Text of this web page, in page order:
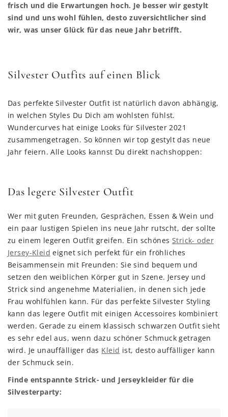
frisch und die Erwartungen hoch. Je besser wir gestylt
sind und uns wohl fühlen, desto zuversichtlicher sind
wir, was unser Glück für das neue Jahr betrifft.
Silvester Outfits auf einen Blick
Das perfekte Silvester Outfit ist natürlich davon abhängig,
in welchen Styles Du Dich am wohlsten fühlst.
Wundercurves hat einige Looks für Silvester 2021
zusammengetragen. So können wir top gestylt das neue
Jahr feiern. Alle Looks kannst Du direkt nachshoppen:
Das legere Silvester Outfit
Wer mit guten Freunden, Gesprächen, Essen & Wein und
ein paar lustigen Spielen ins neue Jahr rutscht, der sollte
zu einem legeren Outfit greifen. Ein schönes Strick- oder
Jersey-Kleid eignet sich perfekt für ein fröhliches
Beisammensein mit Freunden: Sie sind bequem und
setzen den weiblichen Körper gut in Szene. Jersey und
Strick sind angenehme Materialien, in denen sich jede
Frau wohlfühlen kann. Für das perfekte Silvester Styling
kann das legere Outfit mit einigen Accessoires kombiniert
werden. Gerade zu einem klassisch schwarzen Outfit sieht
es sehr edel aus, wenn dazu schöner Schmuck getragen
wird. Je unauffälliger das Kleid ist, desto auffälliger kann
der Schmuck sein.
Finde entspannte Strick- und Jerseykleider für die
Silvesterparty: